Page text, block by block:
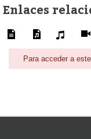
Enlaces
Para acceder a